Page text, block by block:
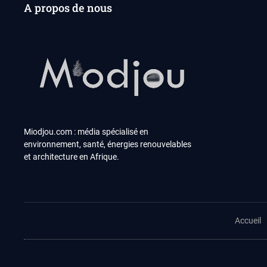
A propos de nous
Miodjou.com : média spécialisé en
environnement, santé, énergies renouvelables
et architecture en Afrique.
Accueil